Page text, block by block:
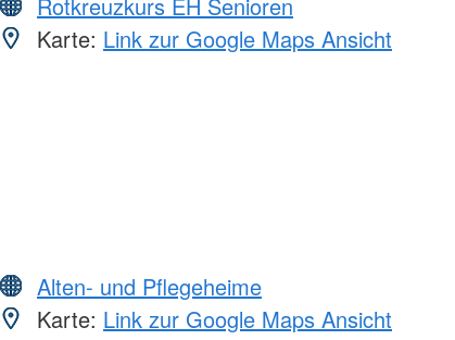
Karte: Link zur Google Maps Ansicht
Alten- und Pflegeheime
Karte: Link zur Google Maps Ansicht